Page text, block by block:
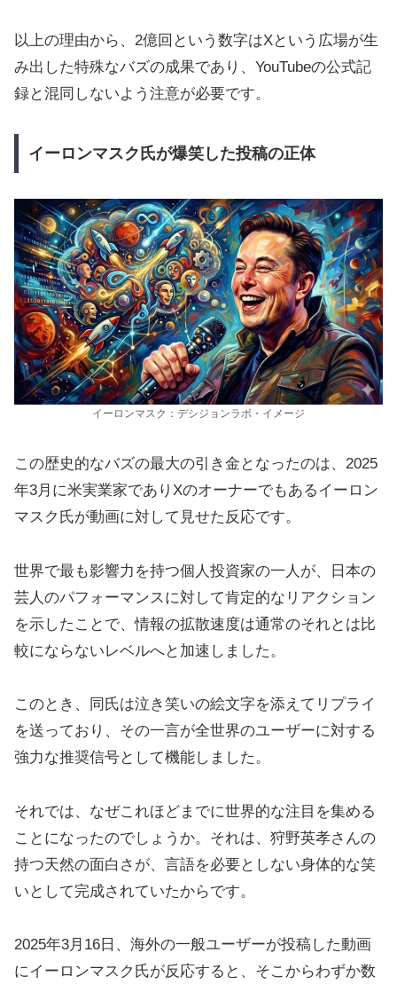
以上の理由から、2億回という数字はXという広場が生
み出した特殊なバズの成果であり、YouTubeの公式記
録と混同しないよう注意が必要です。
イーロンマスク氏が爆笑した投稿の正体
イーロンマスク：デシジョンラボ・イメージ
この歴史的なバズの最大の引き金となったのは、2025
年3月に米実業家でありXのオーナーでもあるイーロン
マスク氏が動画に対して見せた反応です。
世界で最も影響力を持つ個人投資家の一人が、日本の
芸人のパフォーマンスに対して肯定的なリアクション
を示したことで、情報の拡散速度は通常のそれとは比
較にならないレベルへと加速しました。
このとき、同氏は泣き笑いの絵文字を添えてリプライ
を送っており、その一言が全世界のユーザーに対する
強力な推奨信号として機能しました。
それでは、なぜこれほどまでに世界的な注目を集める
ことになったのでしょうか。それは、狩野英孝さんの
持つ天然の面白さが、言語を必要としない身体的な笑
いとして完成されていたからです。
2025年3月16日、海外の一般ユーザーが投稿した動画
にイーロンマスク氏が反応すると、そこからわずか数